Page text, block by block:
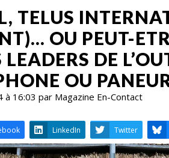
TELUS
OU PEUT-
DE
OU
à 16:03 par Magazine En-Contact